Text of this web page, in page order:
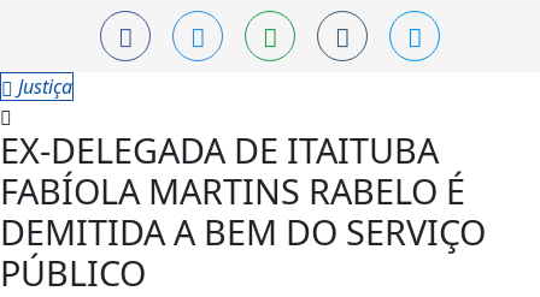
Justiça
EX-DELEGADA DE ITAITUBA
FABÍOLA MARTINS RABELO É
DEMITIDA A BEM DO SERVIÇO
PÚBLICO